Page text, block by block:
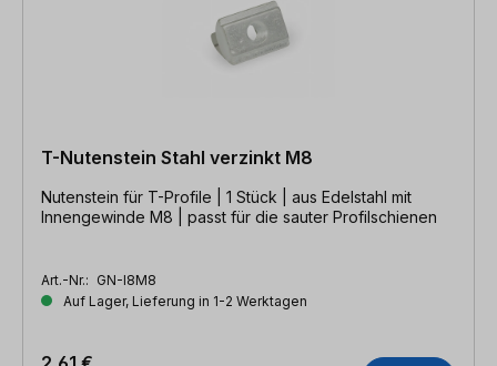
T-Nutenstein Stahl verzinkt M8
Nutenstein für T-Profile | 1 Stück | aus Edelstahl mit
Innengewinde M8 | passt für die sauter Profilschienen
Art.-Nr.: GN-I8M8
Auf Lager, Lieferung in 1-2 Werktagen